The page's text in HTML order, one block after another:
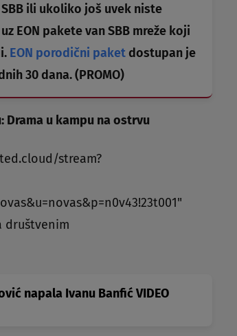
ili ukoliko još uvek niste
EON pakete van SBB mreže koji
EON porodični paket dostupan je
30 dana. (PROMO)
Drama u kampu na ostrvu
stream?
društvenim
napala Ivanu Banfić VIDEO